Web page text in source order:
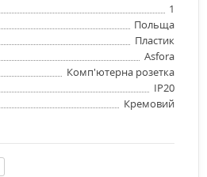
1
Польща
Пластик
Asfora
Комп'ютерна розетка
IP20
Кремовий